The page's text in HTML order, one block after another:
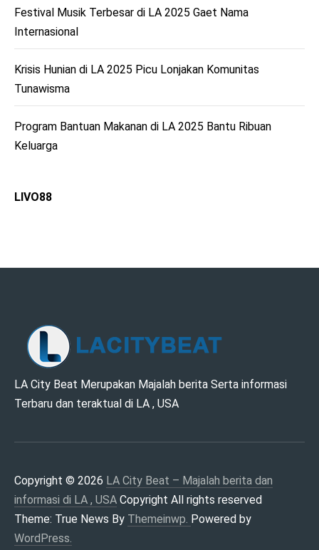
Festival Musik Terbesar di LA 2025 Gaet Nama
Internasional
Krisis Hunian di LA 2025 Picu Lonjakan Komunitas
Tunawisma
Program Bantuan Makanan di LA 2025 Bantu Ribuan
Keluarga
LIVO88
LA CITY BEAT –
DAN INFORMASI DI
LA , USA
LA City Beat Merupakan Majalah berita Serta informasi
Terbaru dan teraktual di LA , USA
Copyright © 2026 LA City Beat – Majalah berita dan
informasi di LA , USA Copyright All rights reserved
Theme: True News By Themeinwp. Powered by
WordPress.